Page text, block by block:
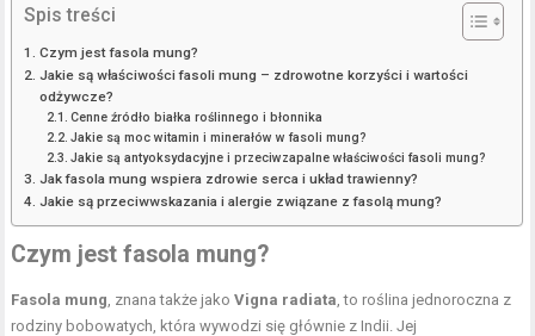
Spis treści
Czym jest fasola mung?
Jakie są właściwości fasoli mung – zdrowotne korzyści i wartości
odżywcze?
Cenne źródło białka roślinnego i błonnika
Jakie są moc witamin i minerałów w fasoli mung?
Jakie są antyoksydacyjne i przeciwzapalne właściwości fasoli mung?
Jak fasola mung wspiera zdrowie serca i układ trawienny?
Jakie są przeciwwskazania i alergie związane z fasolą mung?
Czym jest fasola mung?
Fasola mung , znana także jakoVigna radiata , to roślina jednoroczna z
rodziny bobowatych, która wywodzi się głównie z Indii. Jej